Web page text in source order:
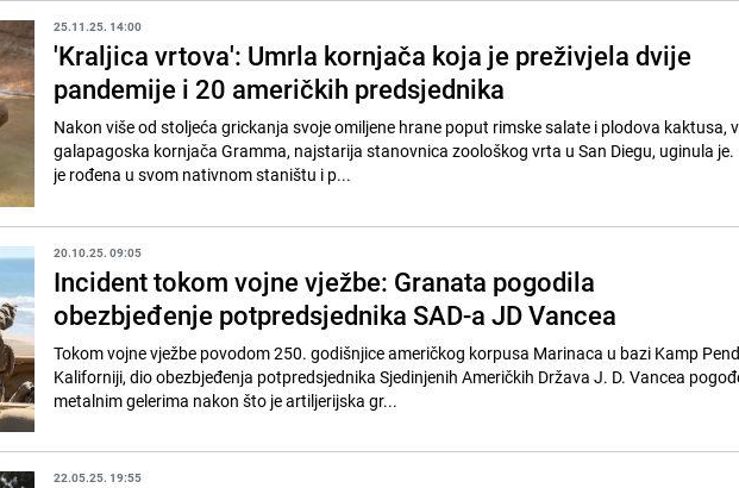
25.11.25. 14:00
'Kraljica vrtova': Umrla kornjača koja je preživjela dvije
pandemije i 20 američkih predsjednika
Nakon više od stoljeća grickanja svoje omiljene hrane poput rimske salate i plodova kaktusa,
galapagoska kornjača Gramma, najstarija stanovnica zoološkog vrta u San Diegu, uginula je.
je rođena u svom nativnom staništu i p...
20.10.25. 09:05
Incident tokom vojne vježbe: Granata pogodila
obezbjeđenje potpredsjednika SAD-a JD Vancea
Tokom vojne vježbe povodom 250. godišnjice američkog korpusa Marinaca u bazi Kamp
Kaliforniji, dio obezbjeđenja potpredsjednika Sjedinjenih Američkih Država J. D. Vancea
metalnim gelerima nakon što je artiljerijska gr...
22.05.25. 19:55